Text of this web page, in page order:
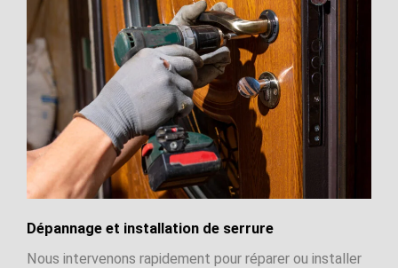
Dépannage et installation de serrure
Nous intervenons rapidement pour réparer ou installer